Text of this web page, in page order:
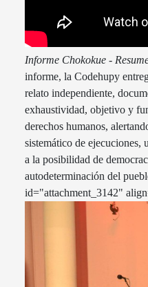
Informe Chokokue -
informe, la Codehupy
relato independiente,
exhaustividad, objetivo y
derechos humanos,
sistemático de ejecuciones,
a la posibilidad de
autodeterminación del
id="attachment_3142"